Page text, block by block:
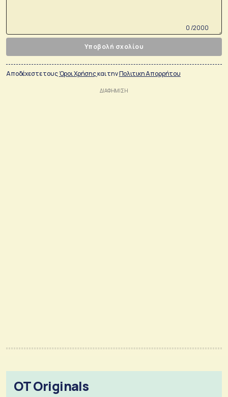
0 /2000
Υποβολή σχολίου
Αποδέχεστε τουςΌροι Χρήσηςκαι τηνΠολιτικη Απορρήτου
OT Originals